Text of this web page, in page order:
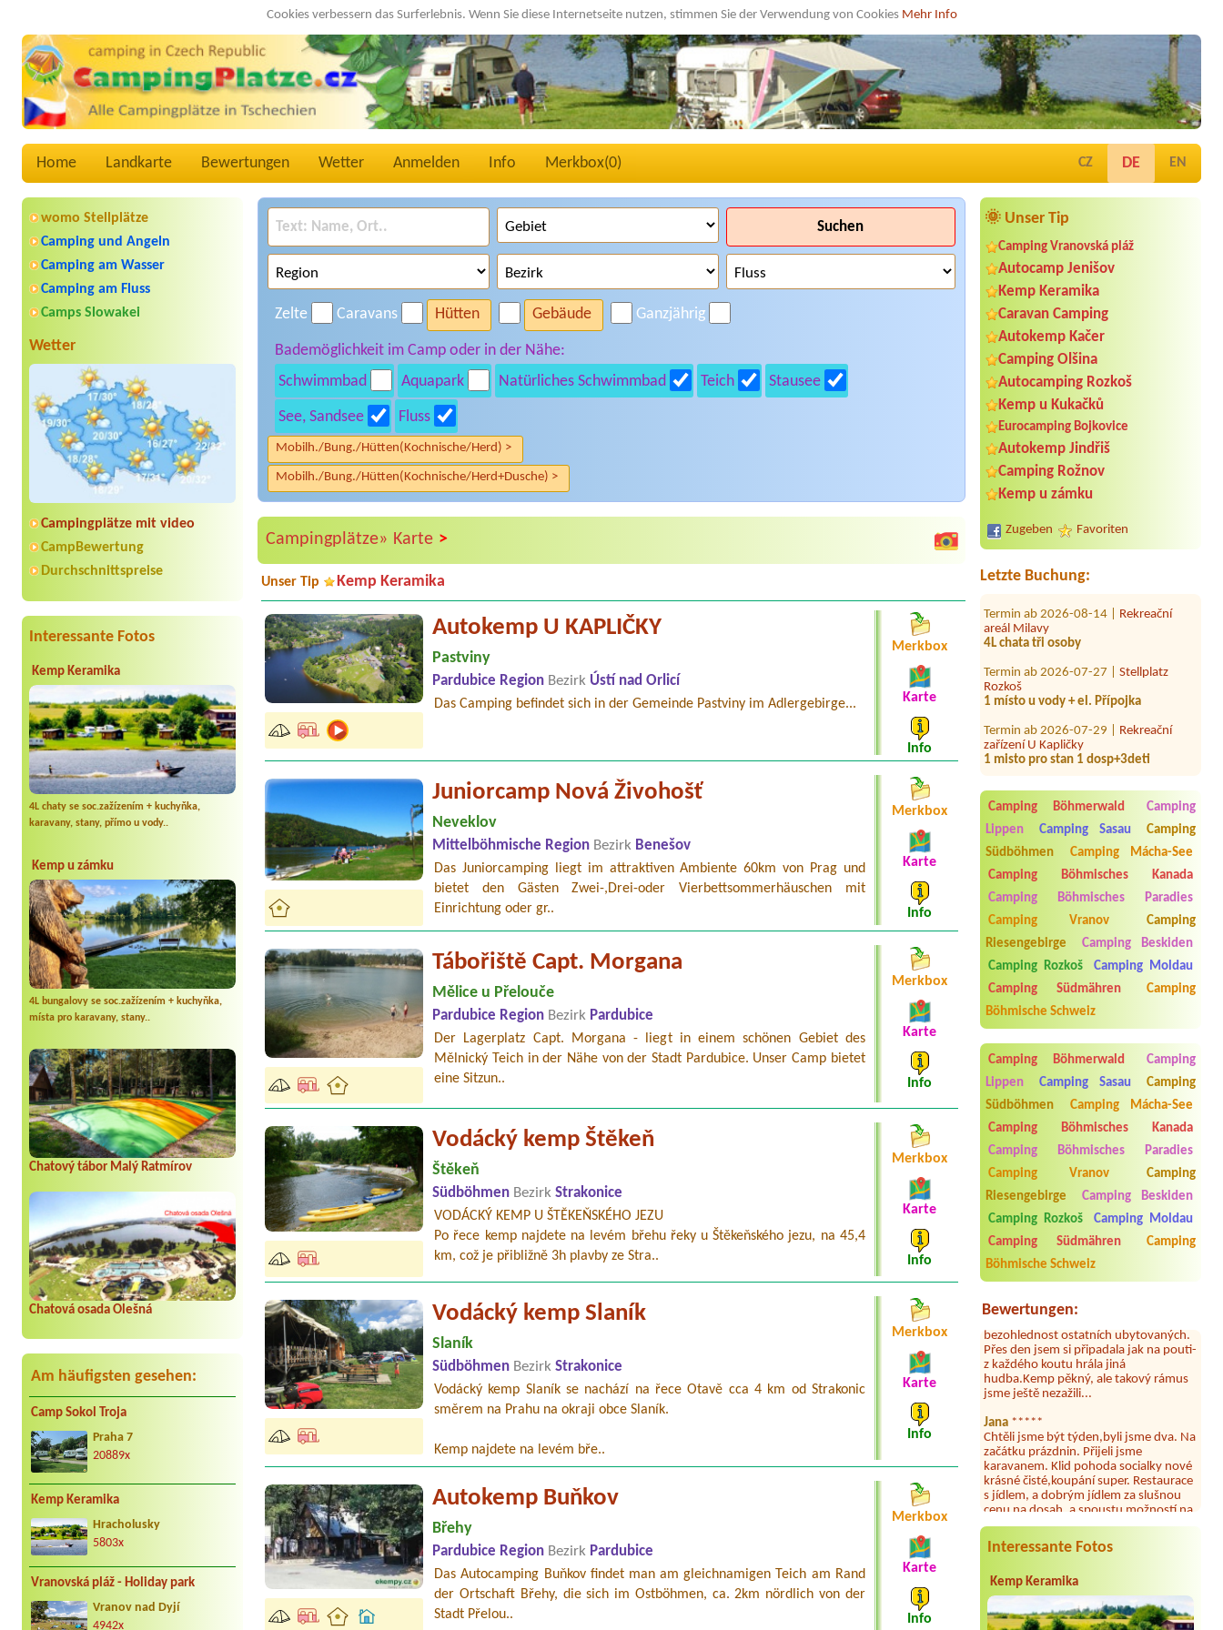
Cookies verbessern das Surferlebnis. Wenn Sie diese Internetseite nutzen, stimmen Sie der Verwendung von Cookies Mehr Info
Home Landkarte Bewertungen Wetter Anmelden Info Merkbox(0) CZ DE EN
womo Stellplätze
Camping und Angeln
Camping am Wasser
Camping am Fluss
Camps Slowakei
Wetter
Campingplätze mit video
CampBewertung
Durchschnittspreise
Interessante Fotos
Kemp Keramika
4L chaty se soc.zažízením + kuchyňka,
karavany, stany, přímo u vody..
Kemp u zámku
4L bungalovy se soc.zažízením + kuchyňka,
místa pro karavany, stany..
Chatový tábor Malý Ratmírov
Chatová osada Olešná
Am häufigsten gesehen:
Camp Sokol Troja
Praha 7
20889x
Kemp Keramika
Hracholusky
5803x
Vranovská pláž - Holiday park
Vranov nad Dyjí
4942x
🌞 Unser Tip
Camping Vranovská pláž
Autocamp Jenišov
Kemp Keramika
Caravan Camping
Autokemp Kačer
Camping Olšina
Autocamping Rozkoš
Kemp u Kukačků
Eurocamping Bojkovice
Autokemp Jindřiš
Camping Rožnov
Kemp u zámku
Zugeben Favoriten
Letzte Buchung:
Termin ab 2026-07-31 |
1x 2L pokoj
Termin ab 2026-08-08 |
Veltrusy
Termin ab 2026-08-07 |
4l chatka
areál Milavy
4L chata tři osoby
Rozkoš
1 místo u vody + el. Přípojka
zařízení U Kapličky
1 misto pro stan 1 dosp+3deti
středisko POHODA
1x2L
Termin ab 2026-08-02 |Paraplíčko
veřejné tábořiště
Termin ab 2026-07-24 |
Kemp a
koupaliště Červenka
Termin ab 2026-08-07 |
Kemp Oáza
1misto 2 osoby, el. přípojka
Camping Böhmerwald
Camping
Lippen
Camping Sasau
Camping
Südböhmen
Camping Mácha-See
Camping Böhmisches Kanada
Camping Böhmisches Paradies
Camping Vranov
Camping
Riesengebirge
Camping Beskiden
Camping Rozkoš
Camping Moldau
Camping Südmähren
Camping
Böhmische Schweiz
Camping Böhmerwald
Camping
Lippen
Camping Sasau
Camping
Südböhmen
Camping Mácha-See
Camping Böhmisches Kanada
Camping Böhmisches Paradies
Camping Vranov
Camping
Riesengebirge
Camping Beskiden
Camping Rozkoš
Camping Moldau
Camping Südmähren
Camping
Böhmische Schweiz
Bewertungen:
Aneta Melicharová***
Byli jsme zde v týdnu od 25.7. do 1.8.
2026. Kemp jako takový je pěkný. V
umývárně i na WC bylo vždy čisto,
doplněný papír i utěrky, což při
množství návštěvníků není
samozřejmost. V kempu je obchod a
hluk z repráků u stanů a absolutní
bezohlednost ostatních ubytovaných.
Přes den jsem si připadala jak na pouti-
z každého koutu hrála jiná
hudba.Kemp pěkný, ale takový rámus
jsme ještě nezažili...
Chtěli jsme být týden,byli jsme dva. Na
začátku prázdnin. Přijeli jsme
karavanem. Klid pohoda socialky nové
krásné čisté,koupání super. Restaurace
s jídlem, a dobrým jídlem za slušnou
cenu na dosah, a spoustu možností na
výlety. Veškerý personál se choval
slušně mile. Nám se v kempu líbilo.
Aneta Janíčková *****
výborné vybavení kempu, čisto všude.
Výborná káva, mošt i víno a další.Milí
hostitelé, vždy usměvaví a ochotní,
umístění kempu blízko všem zážitkům
Interessante Fotos
Kemp Keramika
Suchen
Zelte Caravans Hütten Gebäude Ganzjährig
Bademöglichkeit im Camp oder in der Nähe:
Schwimmbad
Aquapark Natürliches Schwimmbad Teich Stausee
See, Sandsee Fluss
Mobilh./Bung./Hütten(Kochnische/Herd) >
Mobilh./Bung./Hütten(Kochnische/Herd+Dusche) >
Campingplätze» Karte >
Unser Tip Kemp Keramika
Autokemp U KAPLIČKY
Pastviny
Pardubice Region Bezirk Ústí nad Orlicí
Das Camping befindet sich in der Gemeinde Pastviny im Adlergebirge...
Merkbox
Karte
Info
Juniorcamp Nová Živohošť
Neveklov
Mittelböhmische Region Bezirk Benešov
Das Juniorcamping liegt im attraktiven Ambiente 60km von Prag und
bietet den Gästen Zwei-,Drei-oder Vierbettsommerhäuschen mit
Einrichtung oder gr..
Merkbox
Karte
Info
Tábořiště Capt. Morgana
Mělice u Přelouče
Pardubice Region Bezirk Pardubice
Der Lagerplatz Capt. Morgana - liegt in einem schönen Gebiet des
Mělnický Teich in der Nähe von der Stadt Pardubice. Unser Camp bietet
eine Sitzun..
Merkbox
Karte
Info
Vodácký kemp Štěkeň
Štěkeň
Südböhmen Bezirk Strakonice
VODÁCKÝ KEMP U ŠTĚKEŇSKÉHO JEZU
Po řece kemp najdete na levém břehu řeky u Štěkeňského jezu, na 45,4
km, což je přibližně 3h plavby ze Stra..
Merkbox
Karte
Info
Vodácký kemp Slaník
Slaník
Südböhmen Bezirk Strakonice
Vodácký kemp Slaník se nachází na řece Otavě cca 4 km od Strakonic
směrem na Prahu na okraji obce Slaník.
Kemp najdete na levém bře..
Merkbox
Karte
Info
Autokemp Buňkov
Břehy
Pardubice Region Bezirk Pardubice
Das Autocamping Buňkov findet man am gleichnamigen Teich am Rand
der Ortschaft Břehy, die sich im Ostböhmen, ca. 2km nördlich von der
Stadt Přelou..
Merkbox
Karte
Info